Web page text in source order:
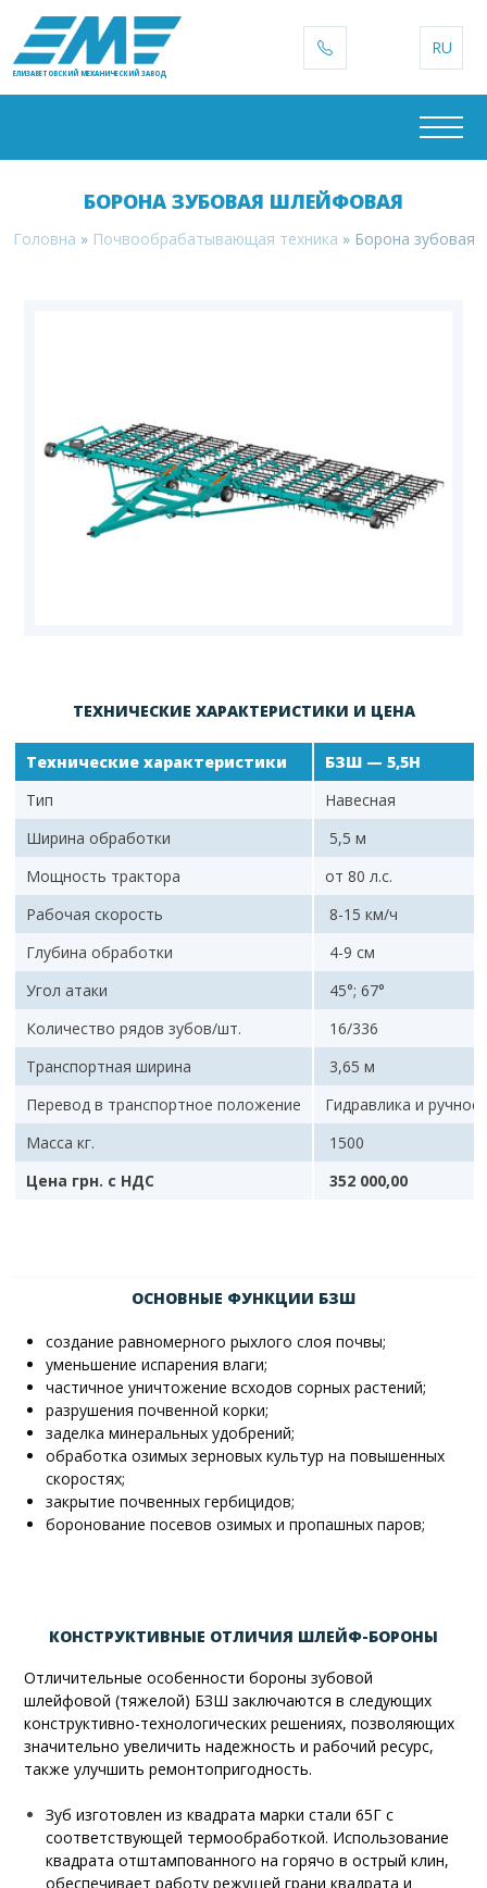
ЕЛИЗАВЕТОВСКИЙ МЕХАНИЧЕСКИЙ ЗАВОД
RU
БОРОНА ЗУБОВАЯ ШЛЕЙФОВАЯ
Головна » Почвообрабатывающая техника » Борона зубовая
ТЕХНИЧЕСКИЕ ХАРАКТЕРИСТИКИ И ЦЕНА
Технические характеристики БЗШ — 5,5Н
Тип
Навесная
Ширина обработки
5,5 м
Мощность трактора
от 80 л.с.
Рабочая скорость
8-15 км/ч
Глубина обработки
4-9 см
Угол атаки
45°; 67°
Количество рядов зубов/шт.
16/336
Транспортная ширина
3,65 м
Перевод в транспортное положение
Гидравлика и ручное
Масса кг.
1500
Цена грн. с НДС
352 000,00
ОСНОВНЫЕ ФУНКЦИИ БЗШ
создание равномерного рыхлого слоя почвы;
уменьшение испарения влаги;
частичное уничтожение всходов сорных растений;
разрушения почвенной корки;
заделка минеральных удобрений;
обработка озимых зерновых культур на повышенных
скоростях;
закрытие почвенных гербицидов;
боронование посевов озимых и пропашных паров;
КОНСТРУКТИВНЫЕ ОТЛИЧИЯ ШЛЕЙФ-БОРОНЫ
Отличительные особенности бороны зубовой
шлейфовой (тяжелой) БЗШ заключаются в следующих
конструктивно-технологических решениях, позволяющих
значительно увеличить надежность и рабочий ресурс,
также улучшить ремонтопригодность.
Зуб изготовлен из квадрата марки стали 65Г с
соответствующей термообработкой. Использование
квадрата отштампованного на горячо в острый клин,
обеспечивает работу режущей грани квадрата и